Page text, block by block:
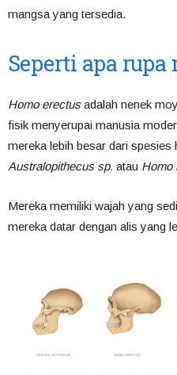
mangsa yang tersedia.
Seperti apa rupa
Homo erectusadalah nenek
fisik menyerupai manusia
mereka lebih besar dari
Australopithecus sp. atau Homo
Mereka memiliki wajah yang
mereka datar dengan alis yang